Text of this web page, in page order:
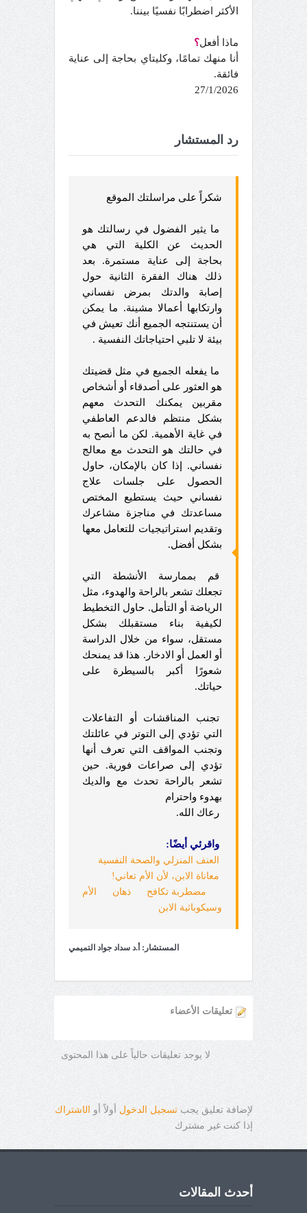
الأكثر اضطرابًا نفسيًا بيننا.
ماذا أفعل؟
أنا منهك تمامًا، وكليتاي بحاجة إلى عناية
فائقة.
27/1/2026
رد المستشار
شكراً على مراسلتك الموقع
ما يثير الفضول في رسالتك هو
الحديث عن الكلية التي هي
بحاجة إلى عناية مستمرة. بعد
ذلك هناك الفقرة الثانية حول
إصابة والدتك بمرض نفساني
وارتكابها أعمالا مشينة. ما يمكن
أن يستنتجه الجميع أنك تعيش في
بيئة لا تلبي احتياجاتك النفسية .
ما يفعله الجميع في مثل قضيتك
هو العثور على أصدقاء أو أشخاص
مقربين يمكنك التحدث معهم
بشكل منتظم فالدعم العاطفي
في غاية الأهمية. لكن ما أنصح به
في حالتك هو التحدث مع معالج
نفساني. إذا كان بالإمكان، حاول
الحصول على جلسات علاج
نفساني حيث يستطيع المختص
مساعدتك في مناجزة مشاعرك
وتقديم استراتيجيات للتعامل معها
بشكل أفضل.
قم بممارسة الأنشطة التي
تجعلك تشعر بالراحة والهدوء، مثل
الرياضة أو التأمل. حاول التخطيط
لكيفية بناء مستقبلك بشكل
مستقل، سواء من خلال الدراسة
أو العمل أو الادخار. هذا قد يمنحك
شعورًا أكبر بالسيطرة على
حياتك.
تجنب المناقشات أو التفاعلات
التي تؤدي إلى التوتر في عائلتك
وتجنب المواقف التي تعرف أنها
تؤدي إلى صراعات فورية. حين
تشعر بالراحة تحدث مع والديك
بهدوء واحترام
رعاك الله.
واقرئي أيضًا:
العنف المنزلي والصحة النفسية
معاناة الابن، لأن الأم تعاني!
مضطربة تكافح ذهان الأم
وسيكوباثية الابن
المستشار: أ.د سداد جواد التميمي
تعليقات الأعضاء
لا يوجد تعليقات حالياً على هذا المحتوى
لإضافة تعليق يجب تسجيل الدخول أولاً أو الاشتراك
إذا كنت غير مشترك
أحدث المقالات